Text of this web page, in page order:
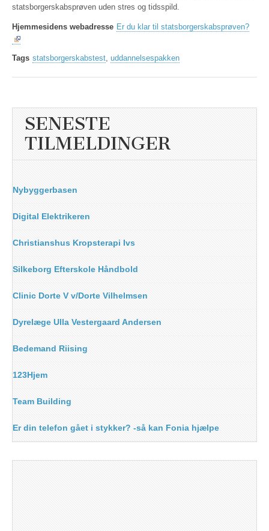
statsborgerskabsprøven uden stres og tidsspild.
Hjemmesidens webadresse Er du klar til statsborgerskabsprøven?
Tags statsborgerskabstest, uddannelsespakken
SENESTE
TILMELDINGER
Nybyggerbasen
Digital Elektrikeren
Christianshus Kropsterapi Ivs
Silkeborg Efterskole Håndbold
Clinic Dorte V v/Dorte Vilhelmsen
Dyrelæge Ulla Vestergaard Andersen
Bedemand Riising
123Hjem
Team Building
Er din telefon gået i stykker? -så kan Fonia hjælpe